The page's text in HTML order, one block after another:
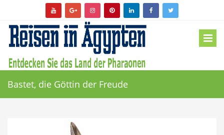
Bastet, die Göttin der Freude